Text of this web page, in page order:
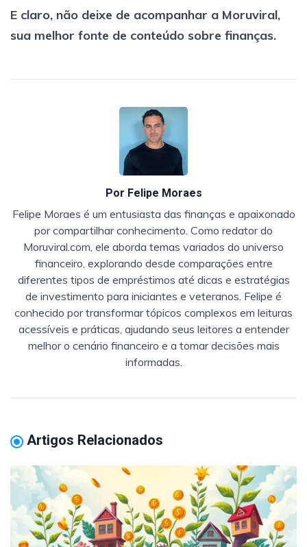
E claro, não deixe de acompanhar a Moruviral,
sua melhor fonte de conteúdo sobre finanças.
Por Felipe Moraes
Felipe Moraes é um entusiasta das finanças e apaixonado
por compartilhar conhecimento. Como redator do
Moruviral.com, ele aborda temas variados do universo
financeiro, explorando desde comparações entre
diferentes tipos de empréstimos até dicas e estratégias
de investimento para iniciantes e veteranos. Felipe é
conhecido por transformar tópicos complexos em leituras
acessíveis e práticas, ajudando seus leitores a entender
melhor o cenário financeiro e a tomar decisões mais
informadas.
Artigos Relacionados